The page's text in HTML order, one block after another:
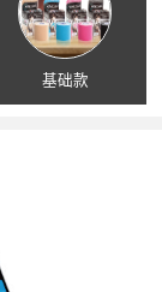
基础款